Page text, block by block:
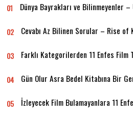
01 Dünya Bayrakları ve Bilinmeyenler
02 Cevabı Az Bilinen Sorular – Rise of
03 Farklı Kategorilerden 11 Enfes Film
04 Gün Olur Asra Bedel Kitabına Bir
05 İzleyecek Film Bulamayanlara 11